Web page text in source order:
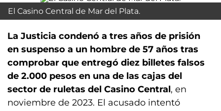
El Casino Central de Mar del Plata.
La Justicia condenó a tres años de prisión
en suspenso a un hombre de 57 años tras
comprobar que entregó diez billetes falsos
de 2.000 pesos en una de las cajas del
sector de ruletas del Casino Central, en
noviembre de 2023. El acusado intentó